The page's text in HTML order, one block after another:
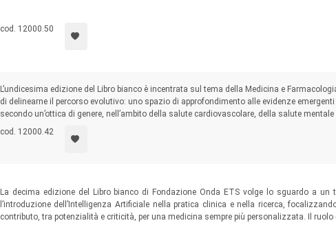
cod. 12000.50
L’undicesima edizione del Libro bianco è incentrata sul tema della Medicina e
di delinearne il percorso evolutivo: uno spazio di approfondimento alle evidenze
secondo un’ottica di genere, nell’ambito della salute cardiovascolare, della salute mentale
cod. 12000.42
La decima edizione del Libro bianco di Fondazione Onda ETS volge lo sguardo a un
l’introduzione dell’Intelligenza Artificiale nella pratica clinica e nella ricerca,
contributo, tra potenzialità e criticità, per una medicina sempre più personalizzata. Il ruolo
intende, quindi, offrire spazi di approfondimento e spunti di riflessione utili per cogliere